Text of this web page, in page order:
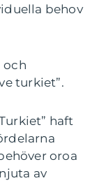
behov
och
turkiet”.
haft
oroa
av